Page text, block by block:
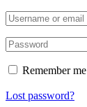
Remember me
Lost password?